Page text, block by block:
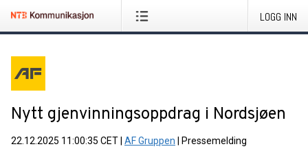
LOGG INN
Nytt gjenvinningsoppdrag i Nordsjøen
22.12.2025 11:00:35 CET AF Gruppen Pressemelding